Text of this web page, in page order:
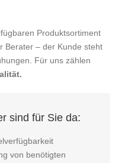
Produktsortiment
Berater – der Kunde steht
Für uns zählen
sind für Sie da:
von benötigten